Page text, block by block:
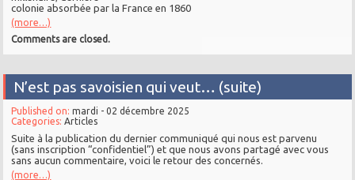
colonie absorbée par la France en 1860
(more…)
Comments are closed.
N’est pas savoisien qui veut… (suite)
Published on:mardi - 02 décembre 2025
Categories:Articles
Suite à la publication du dernier communiqué qui nous est parvenu
(sans inscription “confidentiel”) et que nous avons partagé avec vous
sans aucun commentaire, voici le retour des concernés.
(more…)